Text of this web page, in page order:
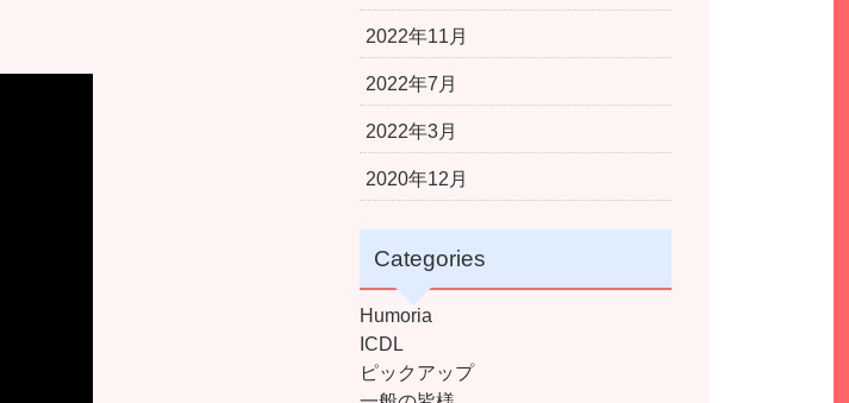
2022年11月
2022年7月
2022年3月
2020年12月
Categories
Humoria
ICDL
ピックアップ